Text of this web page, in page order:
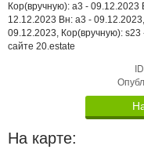
Кор(вручную): a3 -
12.12.2023 Вн: a3 -
09.12.2023, Кор(вручную):
сайте 20.estate
На карте: